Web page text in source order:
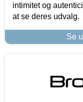
intimitet og
at se deres udvalg.
Se